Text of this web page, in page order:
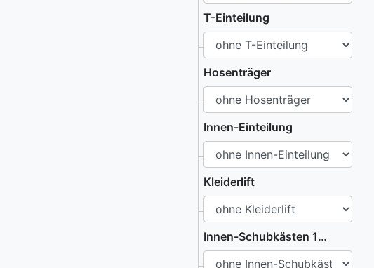
T-Einteilung
Hosenträger
Innen-Einteilung
Kleiderlift
Innen-Schubkästen 100er